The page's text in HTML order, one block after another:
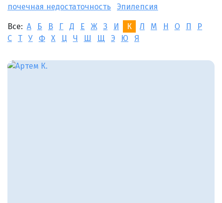
почечная недостаточность
Эпилепсия
Все: А Б В Г Д Е Ж З И К Л М Н О П
Р
С
Т У Ф Х Ц Ч Ш Щ Э Ю Я